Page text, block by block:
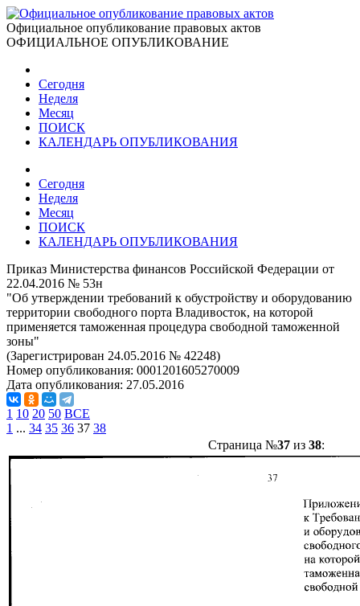
Официальное опубликование правовых актов
ОФИЦИАЛЬНОЕ ОПУБЛИКОВАНИЕ
Сегодня
Неделя
Месяц
ПОИСК
КАЛЕНДАРЬ ОПУБЛИКОВАНИЯ
Сегодня
Неделя
Месяц
ПОИСК
КАЛЕНДАРЬ ОПУБЛИКОВАНИЯ
Приказ Министерства финансов Российской Федерации от
22.04.2016 № 53н
"Об утверждении требований к обустройству и оборудованию
территории свободного порта Владивосток, на которой
применяется таможенная процедура свободной таможенной
зоны"
(Зарегистрирован 24.05.2016 № 42248)
Номер опубликования: 0001201605270009
Дата опубликования: 27.05.2016
1 10 20 50 ВСЕ
1 ... 34 35 36 37 38
Страница №37из 38: